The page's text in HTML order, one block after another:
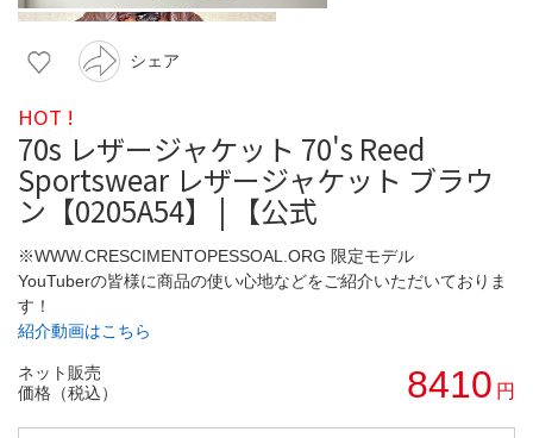
シェア
HOT !
70s レザージャケット 70's Reed
Sportswear レザージャケット ブラウ
ン【0205A54】 | 【公式
※WWW.CRESCIMENTOPESSOAL.ORG 限定モデル
YouTuberの皆様に商品の使い心地などをご紹介いただいておりま
す！
紹介動画はこちら
ネット販売
価格（税込）
8410 円